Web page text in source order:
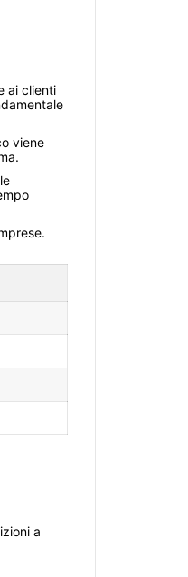
ai clienti
viene
a